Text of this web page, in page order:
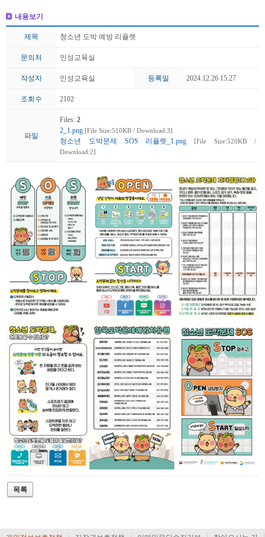
내용보기
제목 청소년 도박 예방 리플렛
문의처 인성교육실
작성자 인성교육실 등록일 2024.12.26 15:27
조회수 2102
파일
Files: 2
2_1.png [File Size:510KB / Download:3]
청소년 도박문제 SOS 리플렛_1.png [File Size:520KB /
Download:2]